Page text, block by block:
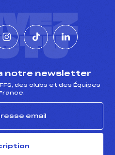
notre newsletter
des clubs et des Équipes